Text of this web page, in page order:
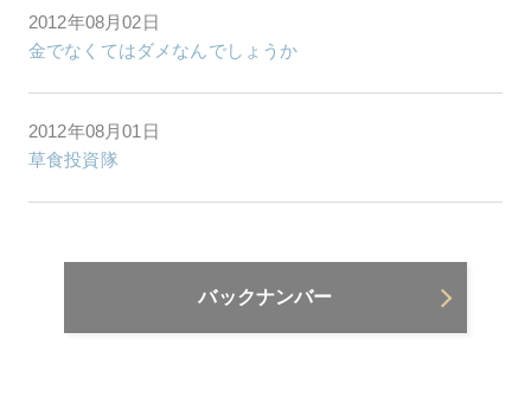
2012年08月02日
金でなくてはダメなんでしょうか
2012年08月01日
草食投資隊
バックナンバー